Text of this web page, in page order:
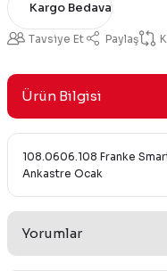
Kargo Bedava
Tavsiye Et Paylaş
Ürün Bilgisi
108.0606.108 Franke
Ankastre Ocak
Yorumlar